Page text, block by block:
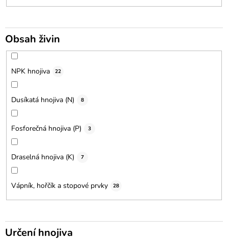
Obsah živin
NPK hnojiva 22
Dusíkatá hnojiva (N) 8
Fosforečná hnojiva (P) 3
Draselná hnojiva (K) 7
Vápník, hořčík a stopové prvky 28
Určení hnojiva